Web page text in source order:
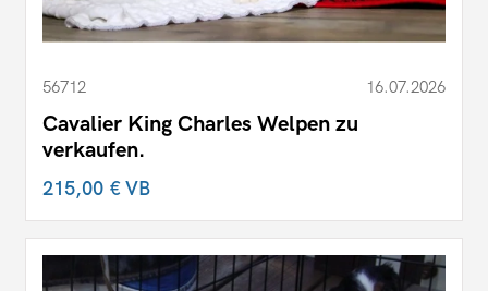
56712 16.07.2026
Cavalier King Charles Welpen zu
verkaufen.
215,00 €VB